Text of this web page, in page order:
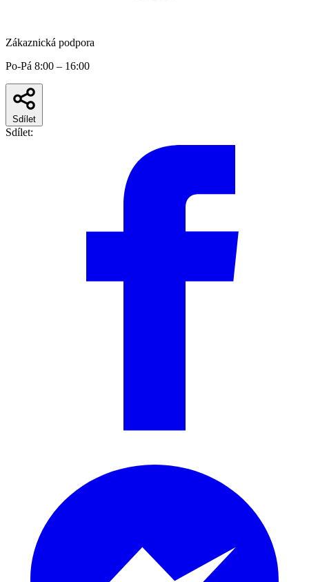
Zákaznická podpora
Po-Pá 8:00 – 16:00
Sdílet
Sdílet: